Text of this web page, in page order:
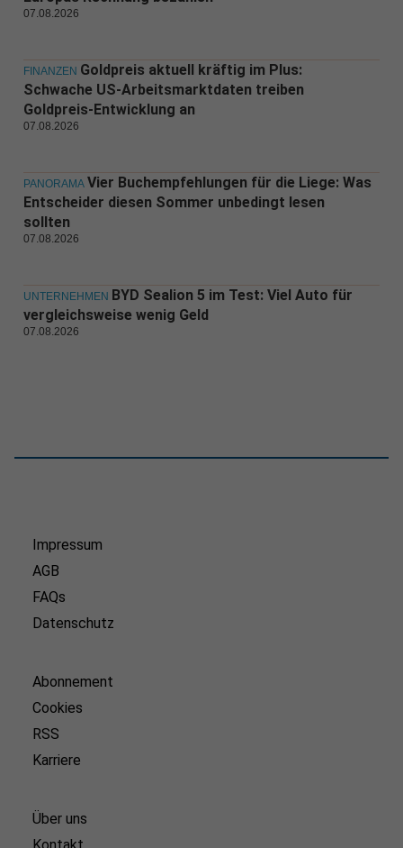
07.08.2026
FINANZEN Goldpreis aktuell kräftig im Plus:
Schwache US-Arbeitsmarktdaten treiben
Goldpreis-Entwicklung an
07.08.2026
PANORAMA Vier Buchempfehlungen für die Liege: Was
Entscheider diesen Sommer unbedingt lesen
sollten
07.08.2026
UNTERNEHMEN BYD Sealion 5 im Test: Viel Auto für
vergleichsweise wenig Geld
07.08.2026
Impressum
AGB
FAQs
Datenschutz
Abonnement
Cookies
RSS
Karriere
Über uns